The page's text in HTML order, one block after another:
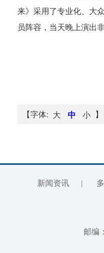
来》采用了专业化、大
员阵容，当天晚上演出
【字体: 大 中 小 】
新闻资讯 |
邮编